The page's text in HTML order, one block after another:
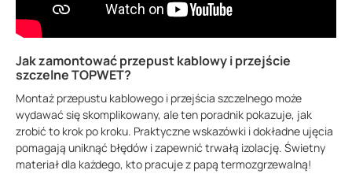
Jak zamontować przepust kablowy i przejście
szczelne TOPWET?
Montaż przepustu kablowego i przejścia szczelnego może
wydawać się skomplikowany, ale ten poradnik pokazuje, jak
zrobić to krok po kroku. Praktyczne wskazówki i dokładne ujęcia
pomagają uniknąć błędów i zapewnić trwałą izolację. Świetny
materiał dla każdego, kto pracuje z papą termozgrzewalną!